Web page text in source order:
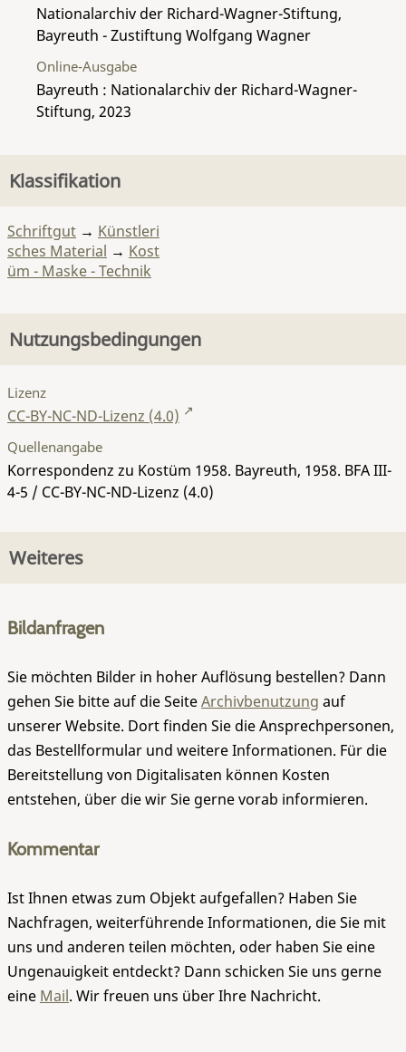
Nationalarchiv der Richard-Wagner-Stiftung,
Bayreuth - Zustiftung Wolfgang Wagner
Online-Ausgabe
Bayreuth : Nationalarchiv der Richard-Wagner-
Stiftung, 2023
Klassifikation
Schriftgut → Künstleri
sches Material → Kost
üm - Maske - Technik
Nutzungsbedingungen
Lizenz
CC-BY-NC-ND-Lizenz (4.0)
Quellenangabe
Korrespondenz zu Kostüm 1958. Bayreuth, 1958. BFA III-
4-5 / CC-BY-NC-ND-Lizenz (4.0)
Weiteres
Bildanfragen
Sie möchten Bilder in hoher Auflösung bestellen? Dann
gehen Sie bitte auf die SeiteArchivbenutzung auf
unserer Website. Dort finden Sie die Ansprechpersonen,
das Bestellformular und weitere Informationen. Für die
Bereitstellung von Digitalisaten können Kosten
entstehen, über die wir Sie gerne vorab informieren.
Kommentar
Ist Ihnen etwas zum Objekt aufgefallen? Haben Sie
Nachfragen, weiterführende Informationen, die Sie mit
uns und anderen teilen möchten, oder haben Sie eine
Ungenauigkeit entdeckt? Dann schicken Sie uns gerne
eine Mail. Wir freuen uns über Ihre Nachricht.